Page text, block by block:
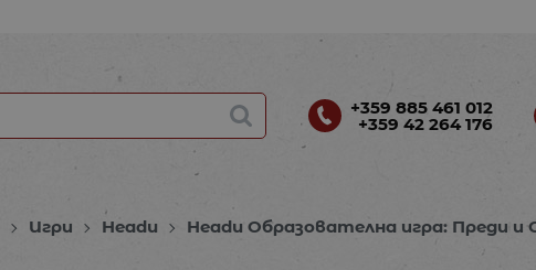
+359 885 461 012
+359 42 264 176
Игри Headu Headu Образователна игра: Преди и